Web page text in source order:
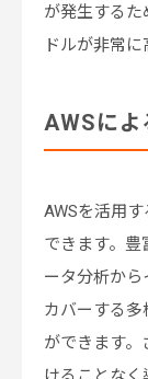
が発生するた
ドルが非常に
AWSに
AWSを活用
できます。
ータ分析か
カバーする
ができます